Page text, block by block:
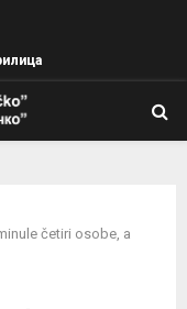
četiri osobe, a